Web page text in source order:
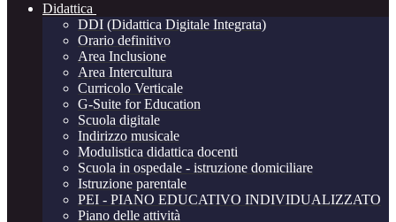
Didattica
DDI (Didattica Digitale Integrata)
Orario definitivo
Area Inclusione
Area Intercultura
Curricolo Verticale
G-Suite for Education
Scuola digitale
Indirizzo musicale
Modulistica didattica docenti
Scuola in ospedale - istruzione domiciliare
Istruzione parentale
PEI - PIANO EDUCATIVO INDIVIDUALIZZATO
Piano delle attività